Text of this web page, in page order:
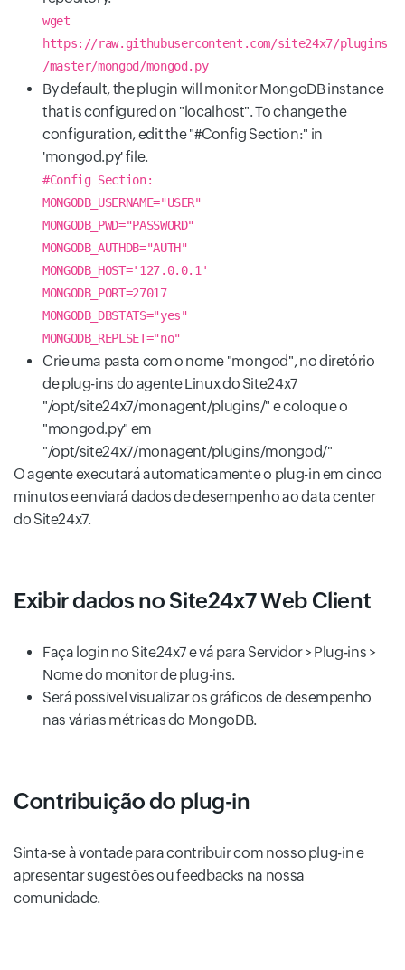
wget
https://raw.githubusercontent.com/site24x7/plugins
/master/mongod/mongod.py
By default, the plugin will monitor MongoDB instance
that is configured on "localhost". To change the
configuration, edit the "#Config Section:" in
'mongod.py' file.
#Config Section:
MONGODB_USERNAME="USER"
MONGODB_PWD="PASSWORD"
MONGODB_AUTHDB="AUTH"
MONGODB_HOST='127.0.0.1'
MONGODB_PORT=27017
MONGODB_DBSTATS="yes"
MONGODB_REPLSET="no"
Crie uma pasta com o nome "mongod", no diretório
de plug-ins do agente Linux do Site24x7
"/opt/site24x7/monagent/plugins/" e coloque o
"mongod.py" em
"/opt/site24x7/monagent/plugins/mongod/"
O agente executará automaticamente o plug-in em cinco
minutos e enviará dados de desempenho ao data center
do Site24x7.
Exibir dados no Site24x7 Web Client
Faça login no Site24x7 e vá para Servidor > Plug-ins >
Nome do monitor de plug-ins.
Será possível visualizar os gráficos de desempenho
nas várias métricas do MongoDB.
Contribuição do plug-in
Sinta-se à vontade para contribuir com nosso plug-in e
apresentar sugestões ou feedbacks na nossa
comunidade.